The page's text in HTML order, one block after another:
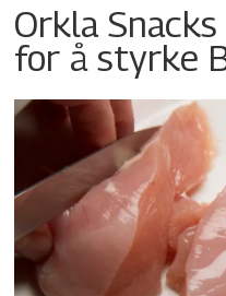
Orkla
for å styrke